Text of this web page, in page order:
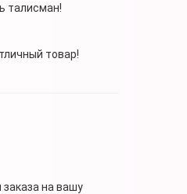
талисман!
товар!
на вашу